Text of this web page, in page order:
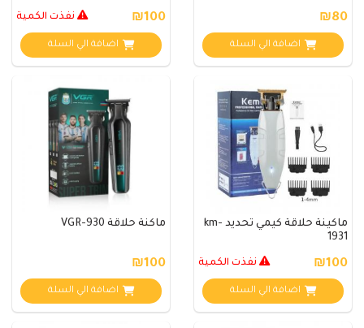
₪80
اضافة الي السلة
₪100 نفذت الكمية
اضافة الي السلة
ماكينة حلاقة كيمي تحديد km-
1931
₪100 نفذت الكمية
اضافة الي السلة
ماكنة حلاقة VGR-930
₪100
اضافة الي السلة